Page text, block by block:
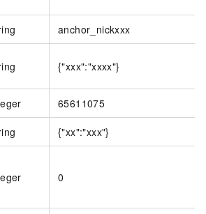
anchor_nickxxx
{"xxx":"xxxx"}
65611075
{"xx":"xxx"}
0